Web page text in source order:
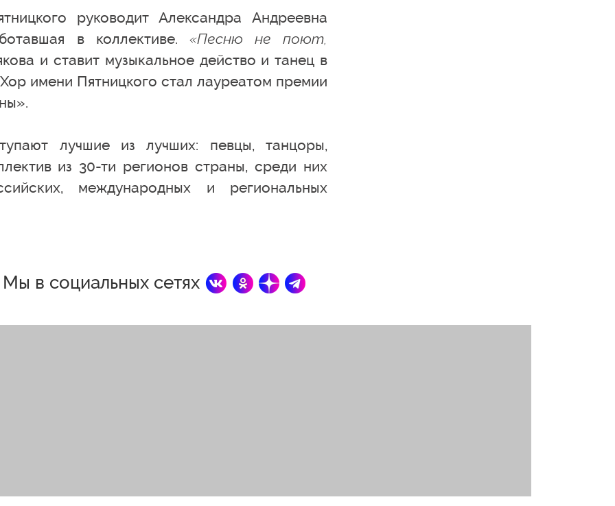
руководит Александра Андреевна
в коллективе. «Песню не поют,
и ставит музыкальное действо и танец в
имени Пятницкого стал лауреатом премии
лучшие из лучших: певцы, танцоры,
из 30-ти регионов страны, среди них
международных и региональных
Мы в социальных сетях